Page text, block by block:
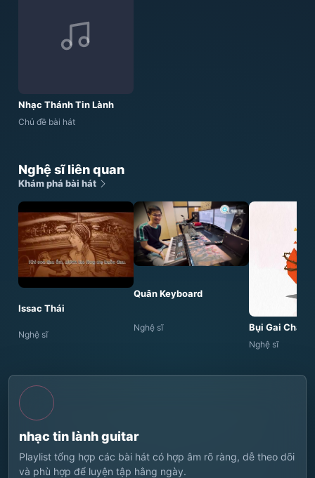
Nhạc Thánh Tin Lành
Chủ đề bài hát
Nghệ sĩ liên quan
Khám phá bài hát
Issac Thái
Nghệ sĩ
Quân Keyboard
Nghệ sĩ Bụi Gai Cháy
Nghệ sĩ
nhạc tin lành guitar
Playlist tổng hợp các bài hát có hợp âm rõ ràng, dễ theo dõi
và phù hợp để luyện tập hằng ngày.